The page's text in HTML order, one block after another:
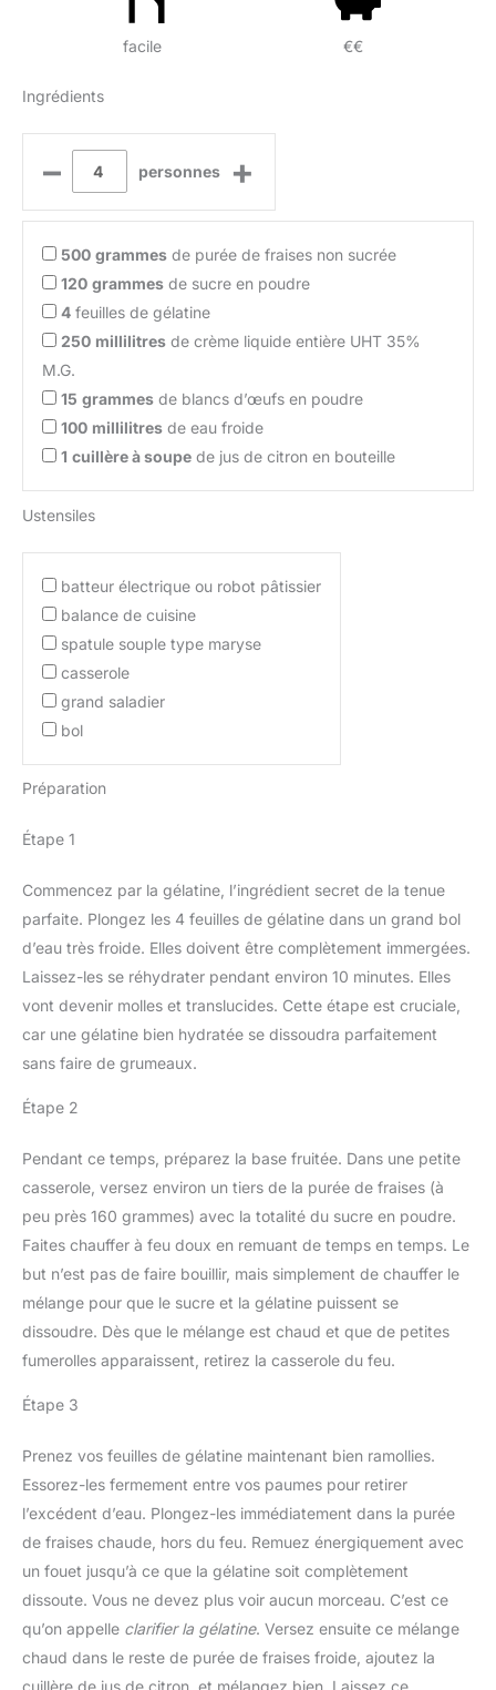
facile €€
Ingrédients
– personnes +
500 grammes de purée de fraises non sucrée
120 grammes de sucre en poudre
4 feuilles de gélatine
250 millilitres de crème liquide entière UHT 35%
M.G.
15 grammes de blancs d’œufs en poudre
100 millilitres de eau froide
1 cuillère à soupe de jus de citron en bouteille
Ustensiles
batteur électrique ou robot pâtissier
balance de cuisine
spatule souple type maryse
casserole
grand saladier
bol
Préparation
Étape 1
Commencez par la gélatine, l’ingrédient secret de la tenue
parfaite. Plongez les 4 feuilles de gélatine dans un grand bol
d’eau très froide. Elles doivent être complètement immergées.
Laissez-les se réhydrater pendant environ 10 minutes. Elles
vont devenir molles et translucides. Cette étape est cruciale,
car une gélatine bien hydratée se dissoudra parfaitement
sans faire de grumeaux.
Étape 2
Pendant ce temps, préparez la base fruitée. Dans une petite
casserole, versez environ un tiers de la purée de fraises (à
peu près 160 grammes) avec la totalité du sucre en poudre.
Faites chauffer à feu doux en remuant de temps en temps. Le
but n’est pas de faire bouillir, mais simplement de chauffer le
mélange pour que le sucre et la gélatine puissent se
dissoudre. Dès que le mélange est chaud et que de petites
fumerolles apparaissent, retirez la casserole du feu.
Étape 3
Prenez vos feuilles de gélatine maintenant bien ramollies.
Essorez-les fermement entre vos paumes pour retirer
l’excédent d’eau. Plongez-les immédiatement dans la purée
de fraises chaude, hors du feu. Remuez énergiquement avec
un fouet jusqu’à ce que la gélatine soit complètement
dissoute. Vous ne devez plus voir aucun morceau. C’est ce
qu’on appelle clarifier la gélatine. Versez ensuite ce mélange
chaud dans le reste de purée de fraises froide, ajoutez la